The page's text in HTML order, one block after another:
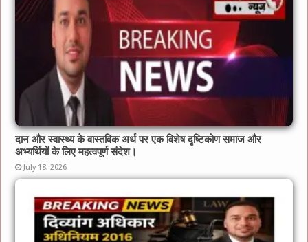
दान और स्वास्थ्य के वास्तविक अर्थ पर एक विशेष दृष्टिकोण समाज और
अभ्यर्थियों के लिए महत्वपूर्ण संदेश।
July 18, 2026